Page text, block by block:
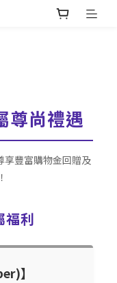
尊尚禮遇
豐富購物金回贈及
福利
】